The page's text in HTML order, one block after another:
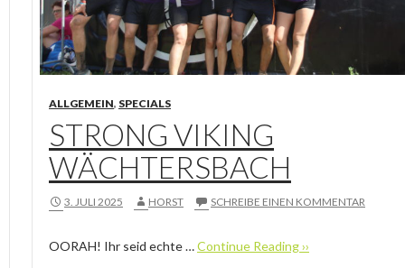
ALLGEMEIN, SPECIALS
STRONG VIKING
WÄCHTERSBACH
3. JULI 2025 HORST SCHREIBE EINEN KOMMENTAR
OORAH! Ihr seid echte …Continue Reading ››